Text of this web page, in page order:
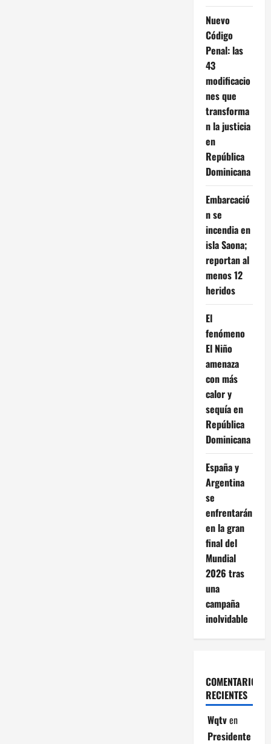
Nuevo
Código
Penal: las
43
modificacio
nes que
transforma
n la justicia
en
República
Dominicana
Embarcació
n se
incendia en
isla Saona;
reportan al
menos 12
heridos
El
fenómeno
El Niño
amenaza
con más
calor y
sequía en
República
Dominicana
España y
Argentina
se
enfrentarán
en la gran
final del
Mundial
2026 tras
una
campaña
inolvidable
COMENTARIOS
RECIENTES
Wqtven
Presidente